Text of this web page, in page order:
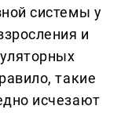
системы у
и
такие
исчезают